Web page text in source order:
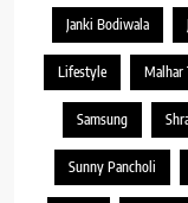
Janki Bodiwala
Lifestyle Malhar
Samsung
Sunny Pancholi